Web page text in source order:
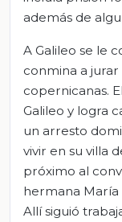
además de
A Galileo se le
conmina a
copernicanas.
Galileo y logra
un arresto
vivir en su villa
próximo al
hermana María
Allí siguió